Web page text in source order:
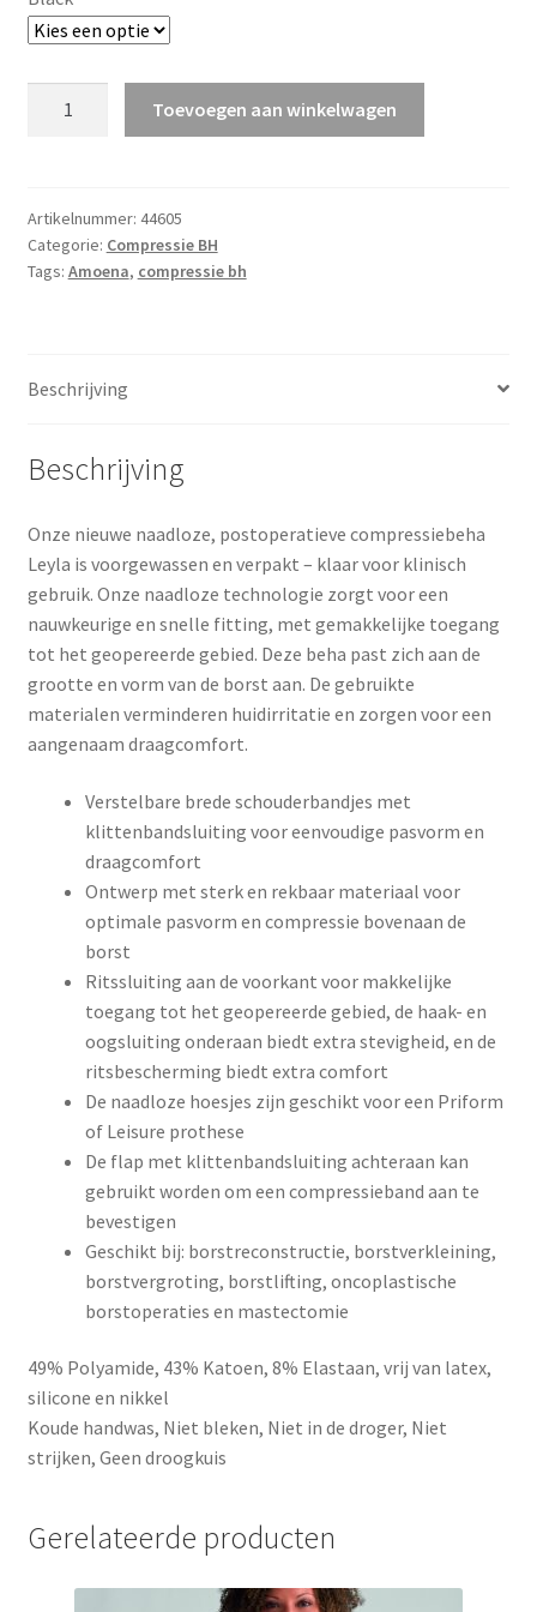
Toevoegen aan winkelwagen
Artikelnummer: 44605
Categorie: Compressie BH
Tags: Amoena, compressie bh
Beschrijving
Beschrijving
Onze nieuwe naadloze, postoperatieve compressiebeha
Leyla is voorgewassen en verpakt – klaar voor klinisch
gebruik. Onze naadloze technologie zorgt voor een
nauwkeurige en snelle fitting, met gemakkelijke toegang
tot het geopereerde gebied. Deze beha past zich aan de
grootte en vorm van de borst aan. De gebruikte
materialen verminderen huidirritatie en zorgen voor een
aangenaam draagcomfort.
Verstelbare brede schouderbandjes met
klittenbandsluiting voor eenvoudige pasvorm en
draagcomfort
Ontwerp met sterk en rekbaar materiaal voor
optimale pasvorm en compressie bovenaan de
borst
Ritssluiting aan de voorkant voor makkelijke
toegang tot het geopereerde gebied, de haak- en
oogsluiting onderaan biedt extra stevigheid, en de
ritsbescherming biedt extra comfort
De naadloze hoesjes zijn geschikt voor een Priform
of Leisure prothese
De flap met klittenbandsluiting achteraan kan
gebruikt worden om een compressieband aan te
bevestigen
Geschikt bij: borstreconstructie, borstverkleining,
borstvergroting, borstlifting, oncoplastische
borstoperaties en mastectomie
49% Polyamide, 43% Katoen, 8% Elastaan, vrij van latex,
silicone en nikkel
Koude handwas, Niet bleken, Niet in de droger, Niet
strijken, Geen droogkuis
Gerelateerde producten